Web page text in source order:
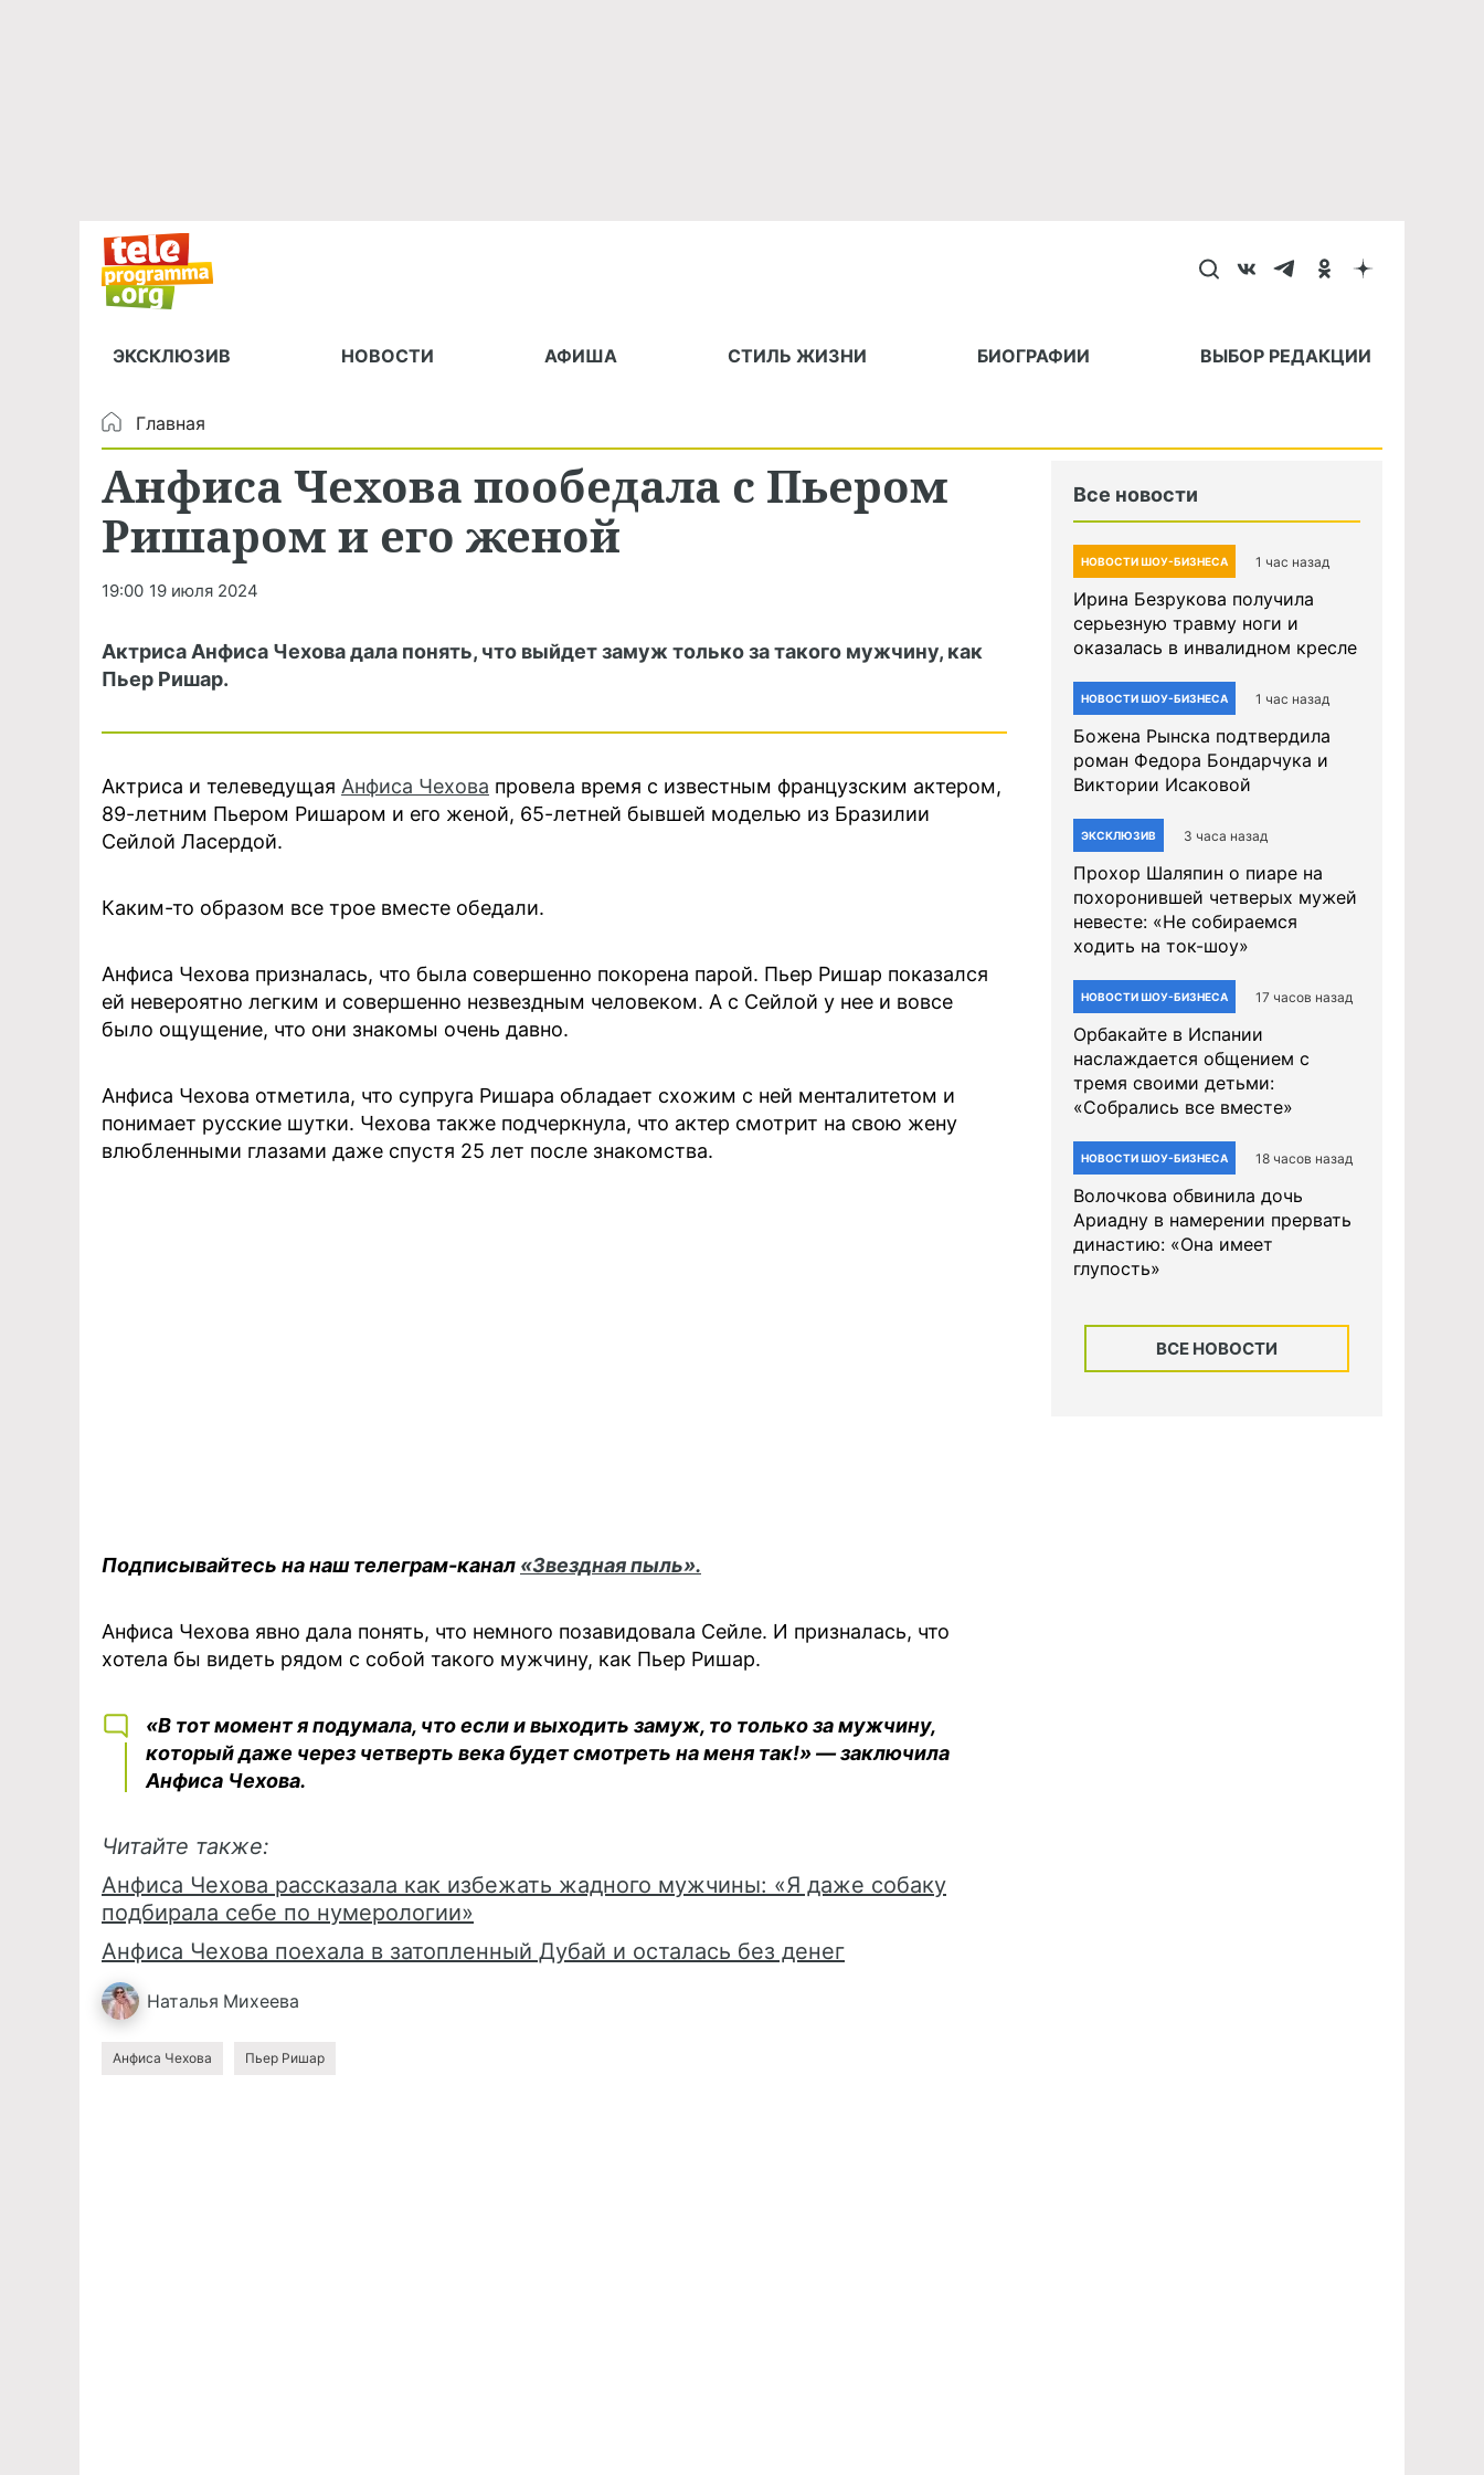
ЭКСКЛЮЗИВ НОВОСТИ АФИША СТИЛЬ ЖИЗНИ БИОГРАФИИ ВЫБОР РЕДАКЦИИ
Главная
Анфиса Чехова пообедала с Пьером
Ришаром и его женой
19:00 19 июля 2024
Актриса Анфиса Чехова дала понять, что выйдет замуж только за такого мужчину, как
Пьер Ришар.
Актриса и телеведущая Анфиса Чехова провела время с известным французским актером,
89-летним Пьером Ришаром и его женой, 65-летней бывшей моделью из Бразилии
Сейлой Ласердой.
Каким-то образом все трое вместе обедали.
Анфиса Чехова призналась, что была совершенно покорена парой. Пьер Ришар показался
ей невероятно легким и совершенно незвездным человеком. А с Сейлой у нее и вовсе
было ощущение, что они знакомы очень давно.
Анфиса Чехова отметила, что супруга Ришара обладает схожим с ней менталитетом и
понимает русские шутки. Чехова также подчеркнула, что актер смотрит на свою жену
влюбленными глазами даже спустя 25 лет после знакомства.
Подписывайтесь на наш телеграм-канал «Звездная пыль».
Анфиса Чехова явно дала понять, что немного позавидовала Сейле. И призналась, что
хотела бы видеть рядом с собой такого мужчину, как Пьер Ришар.
«В тот момент я подумала, что если и выходить замуж, то только за мужчину,
который даже через четверть века будет смотреть на меня так!» — заключила
Анфиса Чехова.
Читайте также:
Анфиса Чехова рассказала как избежать жадного мужчины: «Я даже собаку
подбирала себе по нумерологии»
Анфиса Чехова поехала в затопленный Дубай и осталась без денег
Наталья Михеева
Анфиса Чехова Пьер Ришар
Все новости
НОВОСТИ ШОУ-БИЗНЕСА 1 час назад
Ирина Безрукова получила
серьезную травму ноги и
оказалась в инвалидном кресле
НОВОСТИ ШОУ-БИЗНЕСА 1 час назад
Божена Рынска подтвердила
роман Федора Бондарчука и
Виктории Исаковой
ЭКСКЛЮЗИВ 3 часа назад
Прохор Шаляпин о пиаре на
похоронившей четверых мужей
невесте: «Не собираемся
ходить на ток-шоу»
НОВОСТИ ШОУ-БИЗНЕСА 17 часов назад
Орбакайте в Испании
наслаждается общением с
тремя своими детьми:
«Собрались все вместе»
НОВОСТИ ШОУ-БИЗНЕСА 18 часов назад
Волочкова обвинила дочь
Ариадну в намерении прервать
династию: «Она имеет
глупость»
ВСЕ НОВОСТИ